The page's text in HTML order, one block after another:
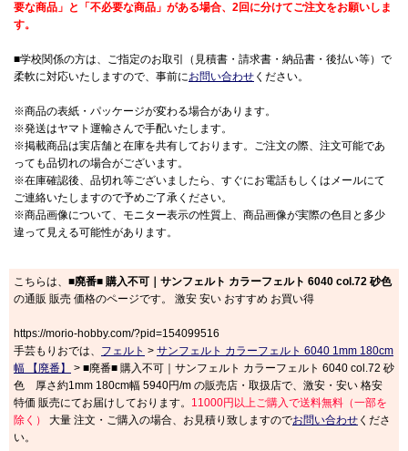
要な商品」と「不必要な商品」がある場合、2回に分けてご注文をお願いしま
す。
■学校関係の方は、ご指定のお取引（見積書・請求書・納品書・後払い等）で
柔軟に対応いたしますので、事前にお問い合わせ ください。
※商品の表紙・パッケージが変わる場合があります。
※発送はヤマト運輸さんで手配いたします。
※掲載商品は実店舗と在庫を共有しております。ご注文の際、注文可能であ
っても品切れの場合がございます。
※在庫確認後、品切れ等ございましたら、すぐにお電話もしくはメールにて
ご連絡いたしますので予めご了承ください。
※商品画像について、モニター表示の性質上、商品画像が実際の色目と多少
違って見える可能性があります。
こちらは、 ■廃番■ 購入不可｜サンフェルト カラーフェルト 6040 col.72 砂色
の通販 販売 価格のページです。 激安 安い おすすめ お買い得
https://morio-hobby.com/?pid=154099516
手芸もりおでは、 フェルト > サンフェルト カラーフェルト 6040 1mm 180cm
幅 【廃番】
> ■廃番■ 購入不可｜サンフェルト カラーフェルト 6040 col.72 砂
色 厚さ約1mm 180cm幅 5940円/m の販売店・取扱店で、激安・安い 格安
特価 販売にてお届けしております。 11000円以上ご購入で送料無料（一部を
除く）
大量 注文・ご購入の場合、お見積り致しますのでお問い合わせ くださ
い。